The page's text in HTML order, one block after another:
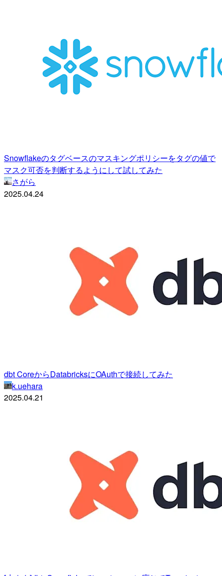
Snowflakeのタグベースのマスキングポリシーをタグの値で
マスク可否を判断するようにして試してみた
さがら
2025.04.24
dbt CoreからDatabricksにOAuthで接続してみた
k.uehara
2025.04.21